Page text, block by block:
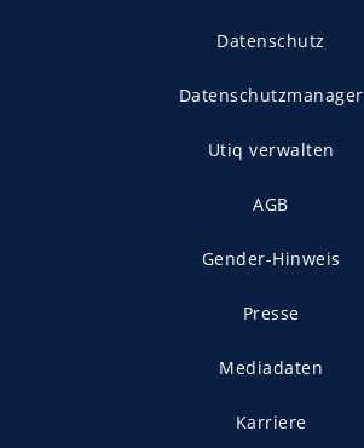
Datenschutz
Datenschutzmanager
Utiq verwalten
AGB
Gender-Hinweis
Presse
Mediadaten
Karriere